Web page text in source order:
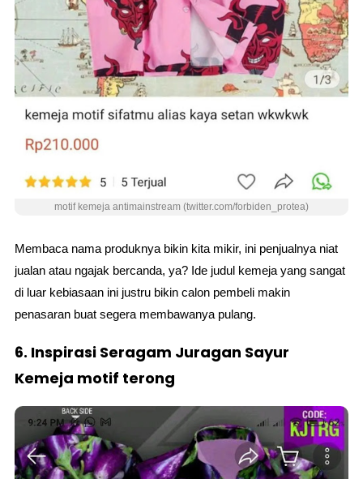
motif kemeja antimainstream (twitter.com/forbiden_protea)
Membaca nama produknya bikin kita mikir, ini penjualnya niat
jualan atau ngajak bercanda, ya? Ide judul kemeja yang sangat
di luar kebiasaan ini justru bikin calon pembeli makin
penasaran buat segera membawanya pulang.
6. Inspirasi Seragam Juragan Sayur
Kemeja motif terong